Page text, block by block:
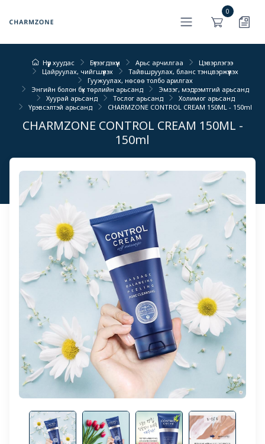
0
Нүүр хуудас Бүтээгдэхүүн Арьс арчилгаа
Цэвэрлэгээ
Цайруулах, чийгшүүлэх
Тайвшруулах, бланс тэнцвэржүүлэх
Гуужуулах, нөсөө толбо арилгах
Энгийн болон бүх төрлийн арьсанд
Эмзэг, мэдрэмтгий арьсанд
Хуурай арьсанд
Тослог арьсанд
Холимог арьсанд
Үрэвсэлтэй арьсанд
CHARMZONE CONTROL CREAM 150ML - 150ml
CHARMZONE CONTROL CREAM 150ML -
150ml